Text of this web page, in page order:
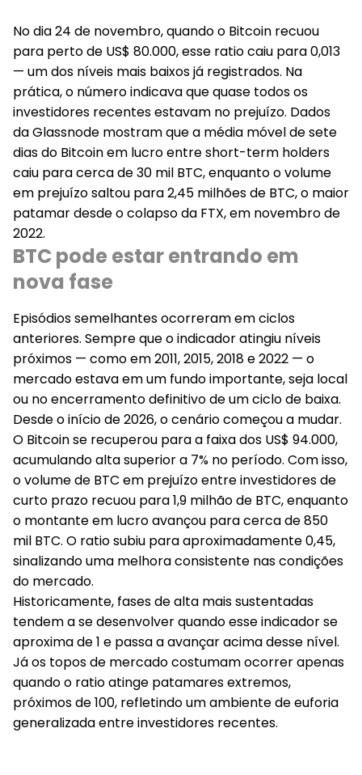
No dia 24 de novembro, quando o Bitcoin recuou
para perto de US$ 80.000, esse ratio caiu para 0,013
— um dos níveis mais baixos já registrados. Na
prática, o número indicava que quase todos os
investidores recentes estavam no prejuízo. Dados
da Glassnode mostram que a média móvel de sete
dias do Bitcoin em lucro entre short-term holders
caiu para cerca de 30 mil BTC, enquanto o volume
em prejuízo saltou para 2,45 milhões de BTC, o maior
patamar desde o colapso da FTX, em novembro de
2022.
BTC pode estar entrando em
nova fase
Episódios semelhantes ocorreram em ciclos
anteriores. Sempre que o indicador atingiu níveis
próximos — como em 2011, 2015, 2018 e 2022 — o
mercado estava em um fundo importante, seja local
ou no encerramento definitivo de um ciclo de baixa.
Desde o início de 2026, o cenário começou a mudar.
O Bitcoin se recuperou para a faixa dos US$ 94.000,
acumulando alta superior a 7% no período. Com isso,
o volume de BTC em prejuízo entre investidores de
curto prazo recuou para 1,9 milhão de BTC, enquanto
o montante em lucro avançou para cerca de 850
mil BTC. O ratio subiu para aproximadamente 0,45,
sinalizando uma melhora consistente nas condições
do mercado.
Historicamente, fases de alta mais sustentadas
tendem a se desenvolver quando esse indicador se
aproxima de 1 e passa a avançar acima desse nível.
Já os topos de mercado costumam ocorrer apenas
quando o ratio atinge patamares extremos,
próximos de 100, refletindo um ambiente de euforia
generalizada entre investidores recentes.